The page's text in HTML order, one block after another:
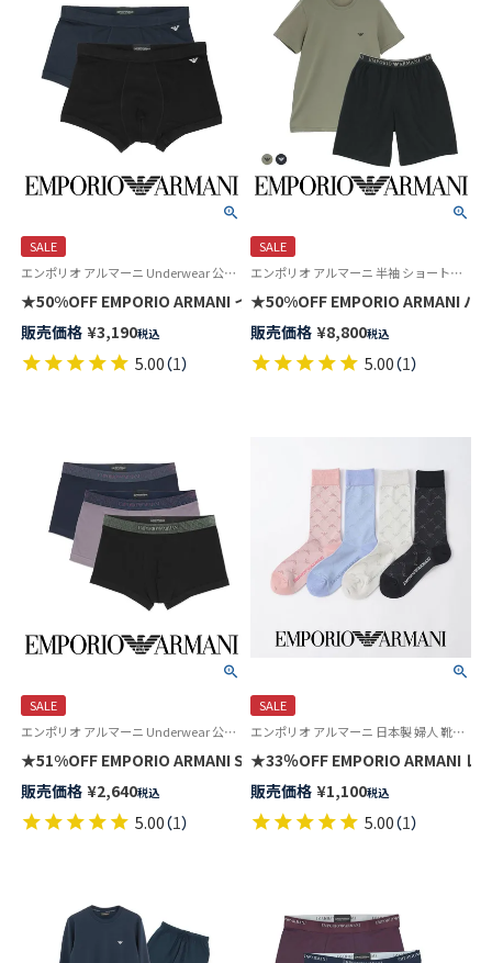
SALE
エンポリオ アルマーニ Underwear 公式 メンズ 男性 紳士 下着 プレゼント 無料ラッピング
★50%OFF EMPORIO ARMANI イーグルリブ ビスコース ボクサーパ
販売価格 ¥3,190税込
5.00（1）
SALE
エンポリオ アルマーニ 半袖 ショートパンツ 部屋着 ルームウェア ブランド 紳士 ラウンジウェア
★50%OFF EMPORIO ARMANI バ
販売価格 ¥8,800税込
5.00（1）
SALE
エンポリオ アルマーニ Underwear 公式 紳士 下着 アンダーウェア
★51%OFF EMPORIO ARMANI SHINY LOGOBAND TRUNK シャイ
販売価格 ¥2,640税込
5.00（1）
SALE
エンポリオ アルマーニ 日本製 婦人 靴下 無料ラッピング
★33％OFF EMPORIO ARMANI レ
販売価格 ¥1,100税込
5.00（1）